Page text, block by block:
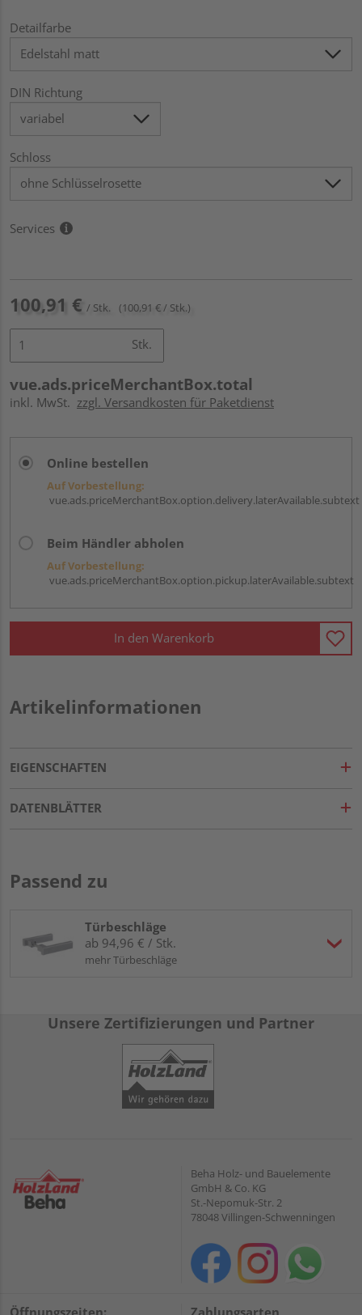
Detailfarbe
DIN Richtung
Schloss
Services
100,91 € / Stk. (100,91 € / Stk.)
Stk.
vue.ads.priceMerchantBox.total
inkl. MwSt. zzgl. Versandkosten für Paketdienst
Online bestellen
Auf Vorbestellung:
vue.ads.priceMerchantBox.option.delivery.laterAvailable.subtext
Beim Händler abholen
Auf Vorbestellung:
vue.ads.priceMerchantBox.option.pickup.laterAvailable.subtext
In den Warenkorb
Artikelinformationen
EIGENSCHAFTEN
DATENBLÄTTER
Passend zu
Türbeschläge
ab 94,96 € / Stk.
mehr Türbeschläge
Unsere Zertifizierungen und Partner
Beha Holz- und Bauelemente
GmbH & Co. KG
St.-Nepomuk-Str. 2
78048 Villingen-Schwenningen
Öffnungszeiten: Zahlungsarten